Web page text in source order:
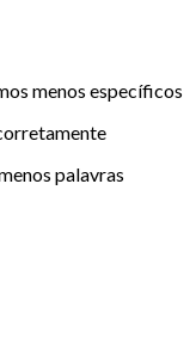
menos específicos
palavras